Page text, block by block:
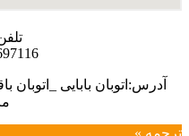
آدرس:اتوبان بابایی
ترجمه »